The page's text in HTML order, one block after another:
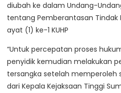
diubah ke dalam Undang-
tentang Pemberantasan Tindak
ayat (1) ke-1 KUHP
“Untuk percepatan proses
penyidik kemudian melakukan
tersangka setelah memperoleh
dari Kepala Kejaksaan Tinggi